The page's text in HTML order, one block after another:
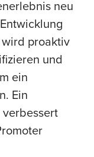
neu
proaktiv
und
ein
Ein